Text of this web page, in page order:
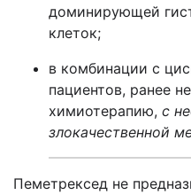
доминирующей
клеток;
в комбинации с
пациентов, ранее
химиотерапию, с
злокачественной
Пеметрексед не